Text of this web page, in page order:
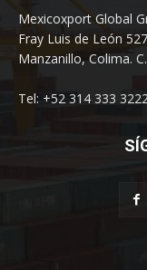
Mexicoxport Global
Fray Luis de León
Manzanillo, Colima.
Tel: +52 314 333 3222